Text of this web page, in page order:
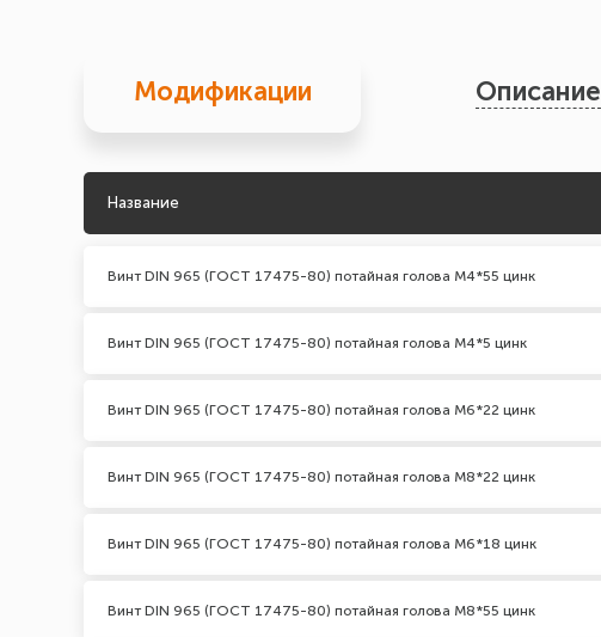
Модификации Описание
Название
Винт DIN 965 (ГОСТ 17475-80) потайная голова М4*55 цинк
Винт DIN 965 (ГОСТ 17475-80) потайная голова М4*5 цинк
Винт DIN 965 (ГОСТ 17475-80) потайная голова М6*22 цинк
Винт DIN 965 (ГОСТ 17475-80) потайная голова М8*22 цинк
Винт DIN 965 (ГОСТ 17475-80) потайная голова М6*18 цинк
Винт DIN 965 (ГОСТ 17475-80) потайная голова М8*55 цинк